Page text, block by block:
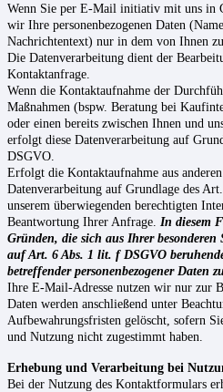
Wenn Sie per E-Mail initiativ mit uns in
wir Ihre personenbezogenen Daten
Nachrichtentext) nur in dem von Ihnen
Die Datenverarbeitung dient der
Kontaktanfrage.
Wenn die Kontaktaufnahme der
Maßnahmen (bspw. Beratung bei
oder einen bereits zwischen Ihnen und
erfolgt diese Datenverarbeitung auf
DSGVO.
Erfolgt die Kontaktaufnahme aus
Datenverarbeitung auf Grundlage des
unserem überwiegenden berechtigten
Beantwortung Ihrer Anfrage. In diesem
Gründen, die sich aus Ihrer besonderen
auf Art. 6 Abs. 1 lit. f DSGVO
betreffender personenbezogener Daten
Ihre E-Mail-Adresse nutzen wir nur zur
Daten werden anschließend unter
Aufbewahrungsfristen gelöscht, sofern
und Nutzung nicht zugestimmt haben.
Erhebung und Verarbeitung bei
Bei der Nutzung des Kontaktformulars